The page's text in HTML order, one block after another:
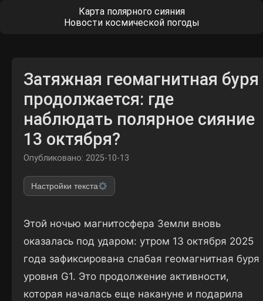
Карта полярного сияния
Новости космической погоды
Затяжная геомагнитная буря
продолжается: где
наблюдать полярное сияние
13 октября?
Опубликовано: 2025-10-13
Настройки текста
Этой ночью магнитосфера Земли вновь
оказалась под ударом: утром 13 октября 2025
года зафиксирована слабая геомагнитная буря
уровня G1. Это продолжение активности,
которая началась еще накануне и подарила